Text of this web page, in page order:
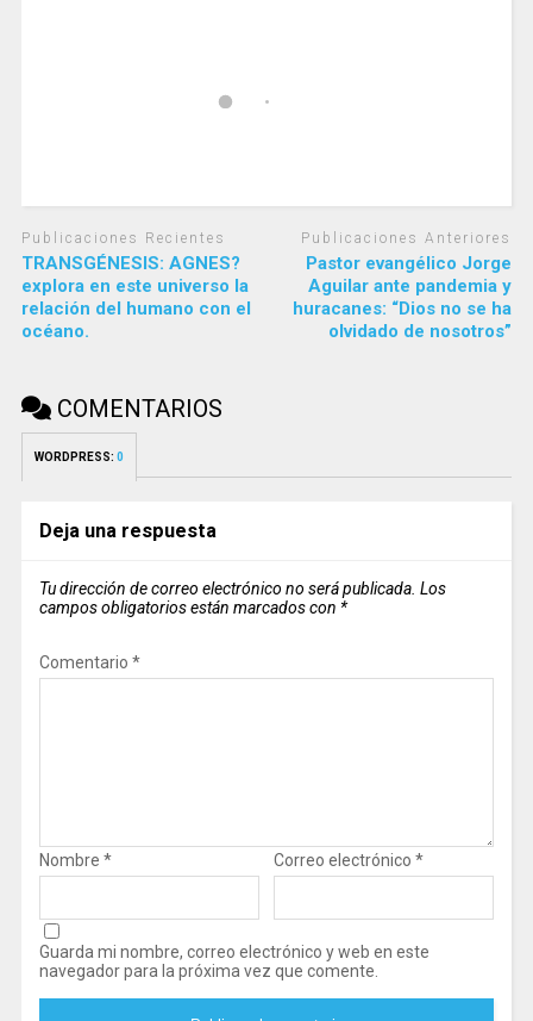
Publicaciones Recientes
TRANSGÉNESIS: AGNES?
explora en este universo la
relación del humano con el
océano.
Publicaciones Anteriores
Pastor evangélico Jorge
Aguilar ante pandemia y
huracanes: “Dios no se ha
olvidado de nosotros”
COMENTARIOS
WORDPRESS: 0
Deja una respuesta
Tu dirección de correo electrónico no será publicada. Los
campos obligatorios están marcados con *
Comentario *
Nombre * Correo electrónico *
Guarda mi nombre, correo electrónico y web en este
navegador para la próxima vez que comente.